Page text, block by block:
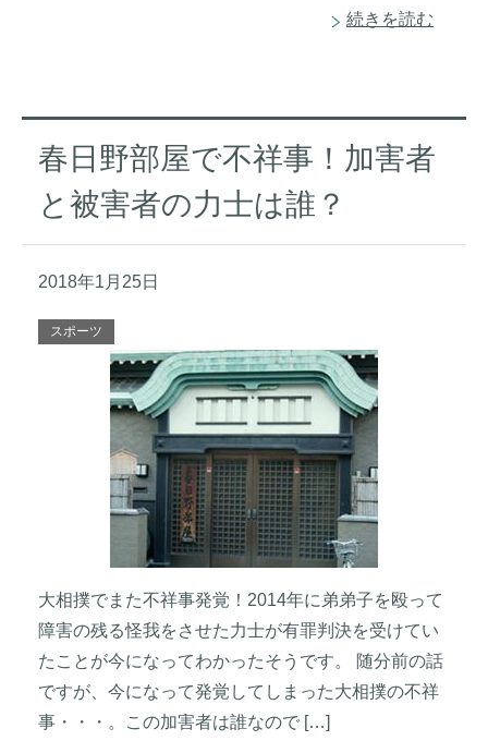
続きを読む
春日野部屋で不祥事！加害者
と被害者の力士は誰？
2018年1月25日
スポーツ
大相撲でまた不祥事発覚！2014年に弟弟子を殴って
障害の残る怪我をさせた力士が有罪判決を受けてい
たことが今になってわかったそうです。 随分前の話
ですが、今になって発覚してしまった大相撲の不祥
事・・・。この加害者は誰なので […]